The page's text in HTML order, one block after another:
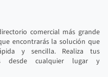
comercial más grande
encontrarás la solución que
y sencilla. Realiza tus
desde cualquier lugar y